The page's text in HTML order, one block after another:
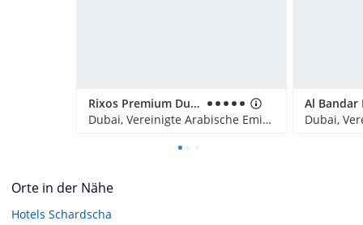
Rixos Premium Dubai JBR
Dubai, Vereinigte Arabische Emirate
Orte in der Nähe
Hotels Schardscha